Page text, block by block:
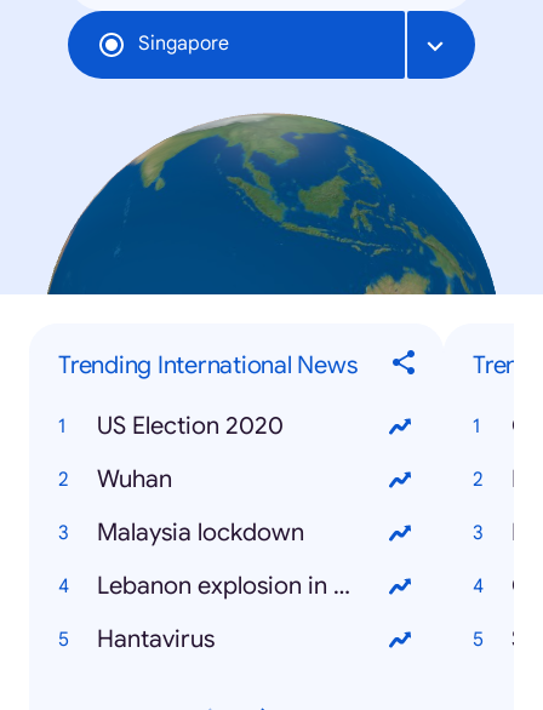
Singapore
Trending International News
US Election 2020
Wuhan
Malaysia lockdown
Lebanon explosion in Beirut
Hantavirus